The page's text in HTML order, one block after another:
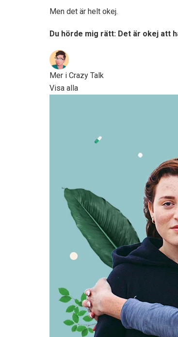
Men det är helt okej.
Du hörde mig rätt: Det är okej att
Mer i Crazy Talk
Visa alla